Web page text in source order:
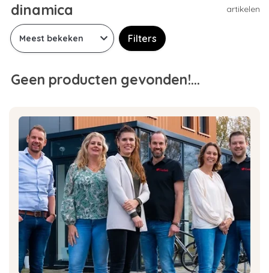
dinamica
artikelen
Filters
Geen producten gevonden!...